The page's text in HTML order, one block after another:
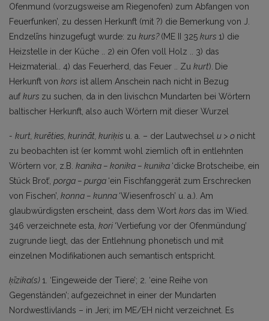
Ofenmund (vorzugsweise am Riegenofen) zum Abfangen von
Feuerfunken’, zu dessen Herkunft (mit ?) die Bemerkung von J.
Endzelīns hinzugefugt wurde: zu kurs?(ME II 325 kurs 1) die
Heizstelle in der Küche .. 2) ein Ofen voll Holz .. 3) das
Heizmaterial.. 4) das Feuerherd, das Feuer .. Zu kurt). Die
Herkunft von kors ist allem Anschein nach nicht in Bezug
aufkurs zu suchen, da in den livischcn Mundarten bei Wörtern
baltischer Herkunft, also auch Wörtern mit dieser Wurzel
- kurt, kurēties, kurināt, kuriķis u. a. – der Lautwechsel u > o nicht
zu beobachten ist (er kommt wohl ziemlich oft in entlehnten
Wörtern vor, z.B. kanika – konika – kunika ‘dicke Brotscheibe, ein
Stück Brot’, porga – purga ‘ein Fischfanggerät zum Erschrecken
von Fischen’, konna – kunna ‘Wiesenfrosch’ u. a.). Am
glaubwürdigsten erscheint, dass dem Wort kors das im Wied.
346 verzeichnete esta, kori ‘Vertiefung vor der Ofenmündung’
zugrunde liegt, das der Entlehnung phonetisch und mit
einzelnen Modifikationen auch semantisch entspricht.
ķīzika(s)1. ‘Eingeweide der Tiere’; 2. ‘eine Reihe von
Gegenständen’; aufgezeichnet in einer der Mundarten
Nordwestlivlands – in Jeri; im ME/EH nicht verzeichnet. Es